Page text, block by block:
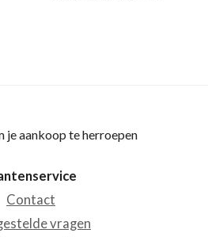
je aankoop te herroepen
Contact
vragen